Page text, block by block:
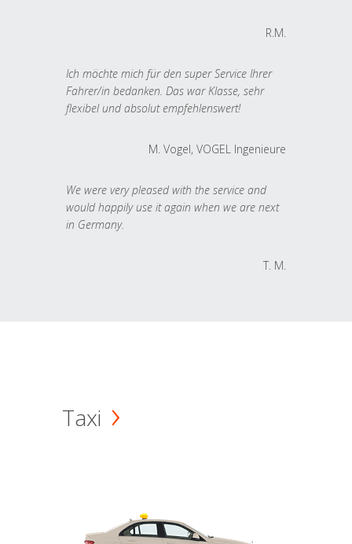
R.M.
Ich möchte mich für den super Service Ihrer
Fahrer/in bedanken. Das war Klasse, sehr
flexibel und absolut empfehlenswert!
M. Vogel, VOGEL Ingenieure
We were very pleased with the service and
would happily use it again when we are next
in Germany.
T. M.
Taxi